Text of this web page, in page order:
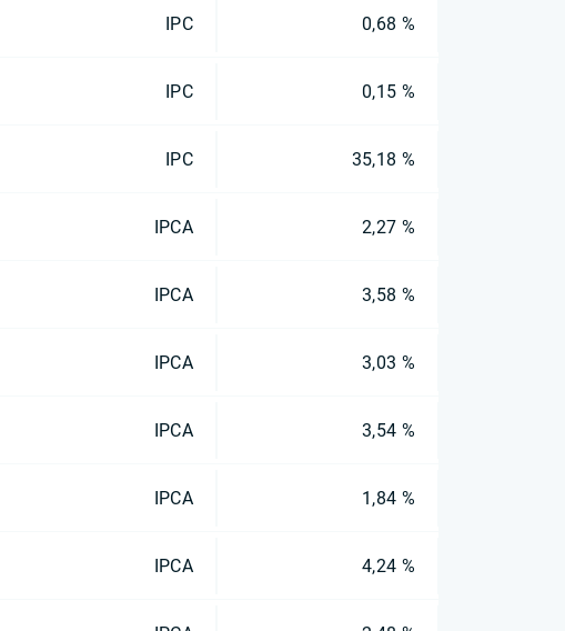
IPC 0,68 %
IPC 0,15 %
IPC 35,18 %
IPCA 2,27 %
IPCA 3,58 %
IPCA 3,03 %
IPCA 3,54 %
IPCA 1,84 %
IPCA 4,24 %